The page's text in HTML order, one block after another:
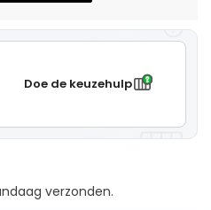
Doe de keuzehulp
verzonden.